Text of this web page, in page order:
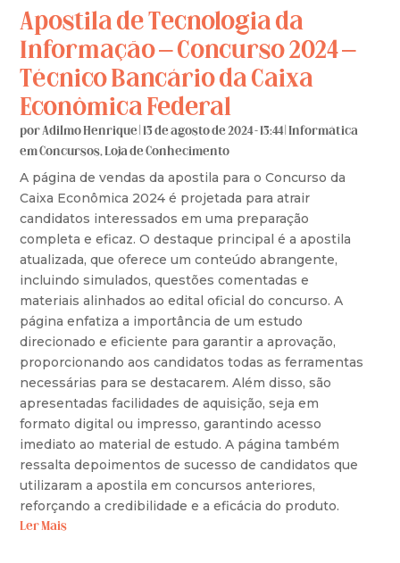
Apostila de Tecnologia da
Informação – Concurso 2024 –
Técnico Bancário da Caixa
Econômica Federal
porAdilmo Henrique 13 de agosto de 2024 - 13:44 |Informática
em Concursos,Loja de Conhecimento
A página de vendas da apostila para o Concurso da
Caixa Econômica 2024 é projetada para atrair
candidatos interessados em uma preparação
completa e eficaz. O destaque principal é a apostila
atualizada, que oferece um conteúdo abrangente,
incluindo simulados, questões comentadas e
materiais alinhados ao edital oficial do concurso. A
página enfatiza a importância de um estudo
direcionado e eficiente para garantir a aprovação,
proporcionando aos candidatos todas as ferramentas
necessárias para se destacarem. Além disso, são
apresentadas facilidades de aquisição, seja em
formato digital ou impresso, garantindo acesso
imediato ao material de estudo. A página também
ressalta depoimentos de sucesso de candidatos que
utilizaram a apostila em concursos anteriores,
reforçando a credibilidade e a eficácia do produto.
Ler Mais